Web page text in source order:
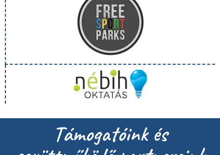
Támogatóink és